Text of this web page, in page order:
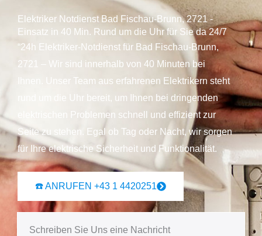
Elektriker Notdienst Bad Fischau-Brunn, 2721 -
Einsatz in 40 Min. Rund um die Uhr für Sie da 24/7
“24h Elektriker-Notdienst für Bad Fischau-Brunn,
2721 – Wir sind innerhalb von 40 Minuten bei
Ihnen. Unser Team aus erfahrenen Elektrikern steht
rund um die Uhr bereit, um Ihnen bei dringenden
elektrischen Problemen schnell und effizient zur
Seite zu stehen. Egal ob Tag oder Nacht, wir sorgen
für Ihre elektrische Sicherheit und Funktionalität.
☎️ ANRUFEN +43 1 4420251
Schreiben Sie Uns eine Nachricht